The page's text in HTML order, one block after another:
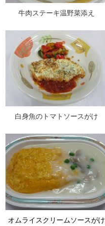
牛肉ステーキ温野菜添え
白身魚のトマトソースがけ
オムライスクリームソースがけ